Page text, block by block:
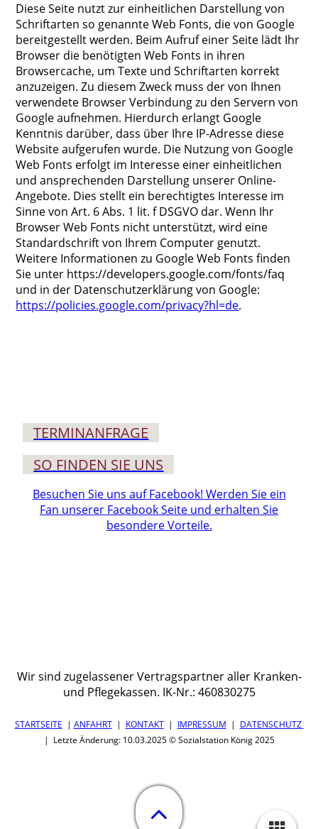
Diese Seite nutzt zur einheitlichen Darstellung von
Schriftarten so genannte Web Fonts, die von Google
bereitgestellt werden. Beim Aufruf einer Seite lädt Ihr
Browser die benötigten Web Fonts in ihren
Browsercache, um Texte und Schriftarten korrekt
anzuzeigen. Zu diesem Zweck muss der von Ihnen
verwendete Browser Verbindung zu den Servern von
Google aufnehmen. Hierdurch erlangt Google
Kenntnis darüber, dass über Ihre IP-Adresse diese
Website aufgerufen wurde. Die Nutzung von Google
Web Fonts erfolgt im Interesse einer einheitlichen
und ansprechenden Darstellung unserer Online-
Angebote. Dies stellt ein berechtigtes Interesse im
Sinne von Art. 6 Abs. 1 lit. f DSGVO dar. Wenn Ihr
Browser Web Fonts nicht unterstützt, wird eine
Standardschrift von Ihrem Computer genutzt.
Weitere Informationen zu Google Web Fonts finden
Sie unter https://developers.google.com/fonts/faq
und in der Datenschutzerklärung von Google:
https://policies.google.com/privacy?hl=de.
TERMIN­ANFRAGE
SO FINDEN SIE UNS
Besuchen Sie uns auf Facebook! Werden Sie ein
Fan unserer Facebook Seite und erhalten Sie
besondere Vorteile.
Wir sind zugelassener Vertragspartner aller Kranken-
und Pflegekassen. IK-Nr.: 460830275
STARTSEITE | ANFAHRT| KONTAKT| IMPRESSUM | DATENSCHUTZ
| Letzte Änderung: 10.03.2025 © Sozialstation König 2025